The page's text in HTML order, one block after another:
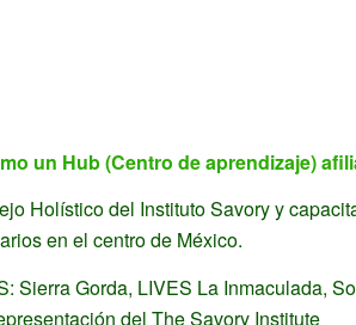
un Hub (Centro de aprendizaje)
Holístico del Instituto Savory y
en el centro de México.
Sierra Gorda, LIVES La Inmaculada,
del The Savory Institute